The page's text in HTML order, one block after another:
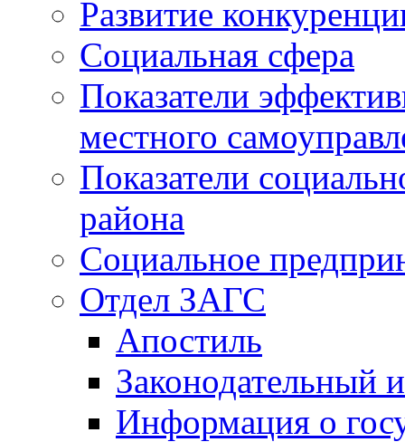
Развитие
Социальная сфера
Показатели
местного
Показатели
района
Социальное
Отдел ЗАГС
Апостиль
Законодательный
Информация о